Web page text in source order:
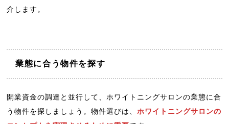
介します。
業態に合う物件を探す
開業資金の調達と並行して、ホワイトニングサロンの業態に合
う物件を探しましょう。物件選びは、ホワイトニングサロンの